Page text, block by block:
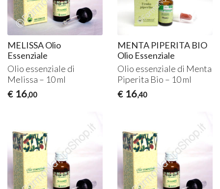
MELISSA Olio
Essenziale
Olio essenziale di
Melissa – 10 ml
€ 16,00
MENTA PIPERITA BIO
Olio Essenziale
Olio essenziale di Menta
Piperita Bio – 10 ml
€ 16,40